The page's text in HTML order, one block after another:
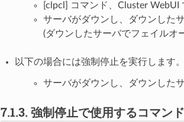
[clpcl] コマンド、Cluster
サーバがダウンし、ダウンした
(ダウンしたサーバでフェイルオ
以下の場合には強制停止を実行します。
サーバがダウンし、ダウンした
7.1.3. 強制停止で使用するコマンド